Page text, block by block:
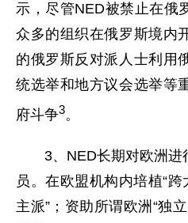
示，尽管NED被禁止在俄
众多的组织在俄罗斯境内
的俄罗斯反对派人士利用
统选举和地方议会选举等
府斗争3。
3、NED长期对欧洲进
员。在欧盟机构内培植“跨
主派”；资助所谓欧洲“独